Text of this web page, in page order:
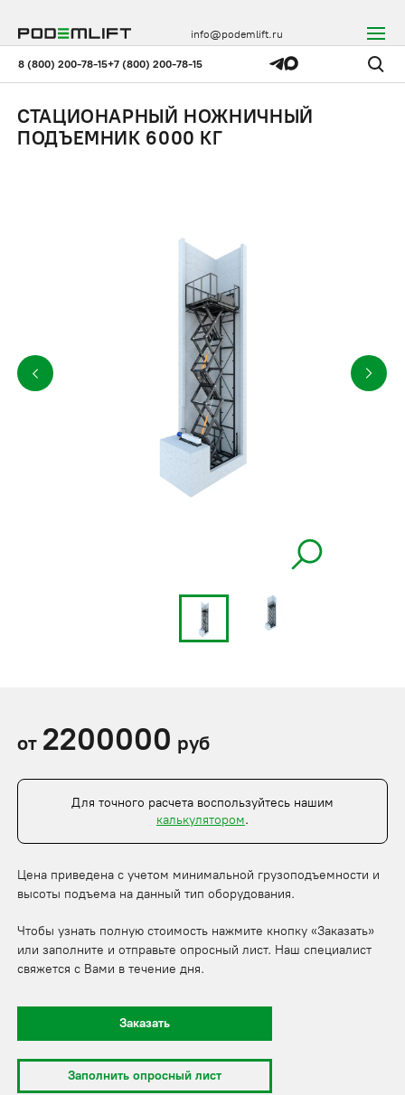
8 (800) 200-78-15+7 (800) 200-78-15
info@podemlift.ru
СТАЦИОНАРНЫЙ НОЖНИЧНЫЙ
ПОДЪЕМНИК 6000 КГ
от 2200000 руб
Для точного расчета воспользуйтесь нашим
калькулятором.
Цена приведена с учетом минимальной грузоподъемности и
высоты подъема на данный тип оборудования.
Чтобы узнать полную стоимость нажмите кнопку «Заказать»
или заполните и отправьте опросный лист. Наш специалист
свяжется с Вами в течение дня.
Заказать
Заполнить опросный лист